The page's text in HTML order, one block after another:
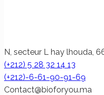
N, secteur L hay lhouda,
(+212) 5 28 32 14 13
(+212)-6-61-90-91-69
am.uoyrofoib
@tcatnoC